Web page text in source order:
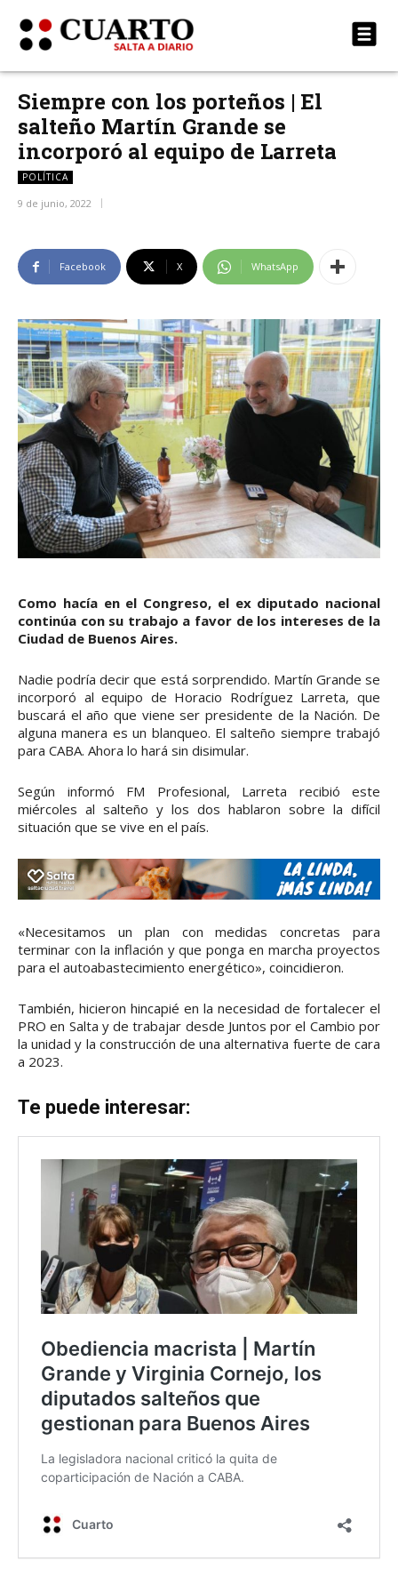
Siempre con los porteños | El
salteño Martín Grande se
incorporó al equipo de Larreta
POLÍTICA
9 de junio, 2022
Facebook X WhatsApp
Como hacía en el Congreso, el ex diputado nacional
continúa con su trabajo a favor de los intereses de la
Ciudad de Buenos Aires.
Nadie podría decir que está sorprendido. Martín Grande se
incorporó al equipo de Horacio Rodríguez Larreta, que
buscará el año que viene ser presidente de la Nación. De
alguna manera es un blanqueo. El salteño siempre trabajó
para CABA. Ahora lo hará sin disimular.
Según informó FM Profesional, Larreta recibió este
miércoles al salteño y los dos hablaron sobre la difícil
situación que se vive en el país.
«Necesitamos un plan con medidas concretas para
terminar con la inflación y que ponga en marcha proyectos
para el autoabastecimiento energético», coincidieron.
También, hicieron hincapié en la necesidad de fortalecer el
PRO en Salta y de trabajar desde Juntos por el Cambio por
la unidad y la construcción de una alternativa fuerte de cara
a 2023.
Te puede interesar: